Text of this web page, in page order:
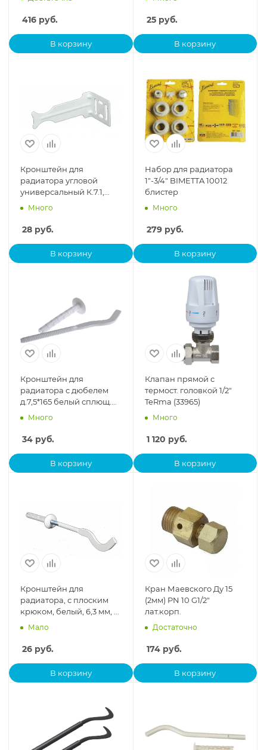
416 руб.
В корзину
25руб.
В корзину
Кронштейн для
радиатора угловой
универсальный К.7.1,
белый 1.1.2.9 (20 К*)
Много
28 руб.
В корзину
Набор для радиатора
1"-3/4" BIMETTA 10012
блистер
Много
279руб.
В корзину
Кронштейн для
радиатора с дюбелем
д.7,5*165 белый сплющ.
BIMETTA 10009
Много
34 руб.
В корзину
Клапан прямой с
термост. головкой 1/2"
TeRma (33965)
Много
1 120 руб.
В корзину
Кронштейн для
радиатора, с плоским
крюком, белый, 6,3 мм, с
дюб., "СИМТЕК"
Мало
26 руб.
В корзину
Кран Маевского Ду 15
(2мм) PN 10 G1/2"
лат.корп.
Достаточно
174руб.
В корзину